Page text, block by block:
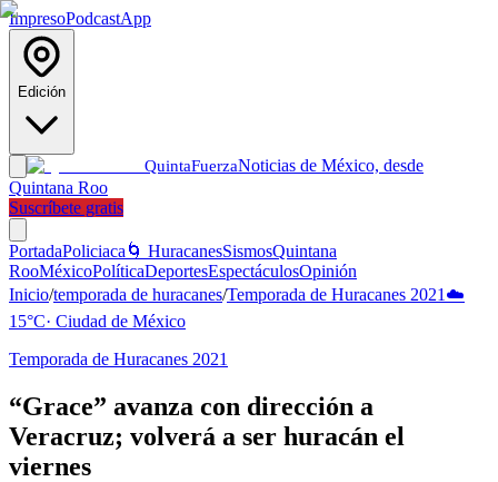
ImpresoPodcastApp
Edición
QuintaFuerzaNoticias de México, desde
Quintana Roo
Suscríbete gratis
PortadaPoliciaca 🌀 HuracanesSismosQuintana
RooMéxicoPolíticaDeportesEspectáculosOpinión
Inicio/temporada de huracanes/Temporada de Huracanes 2021 ☁️
15°C· Ciudad de México
Temporada de Huracanes 2021
“Grace” avanza con dirección a
Veracruz; volverá a ser huracán el
viernes